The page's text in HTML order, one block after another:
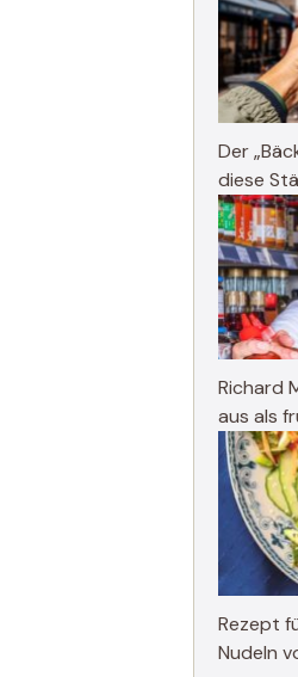
Der
diese
Richard
aus als
Rezept
Nudeln